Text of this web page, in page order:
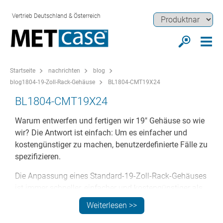
Vertrieb Deutschland & Österreich
Startseite nachrichten
blog
blog1804-19-Zoll-Rack-Gehäuse
BL1804-CMT19X24
BL1804-CMT19X24
Warum entwerfen und fertigen wir 19" Gehäuse so wie
wir? Die Antwort ist einfach: Um es einfacher und
kostengünstiger zu machen, benutzerdefinierte Fälle zu
spezifizieren.
Die Anpassung eines Standard-19-Zoll-Rack-Gehäuses
ist immer schneller, einfacher und kostengünstiger als
die Entwicklung eines maßgeschneiderten Gehäuses
von Grund auf. Es gibt nur eins besser: die
Weiterlesen >>